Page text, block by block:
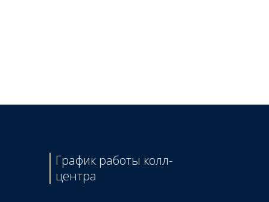
График работы колл-
центра